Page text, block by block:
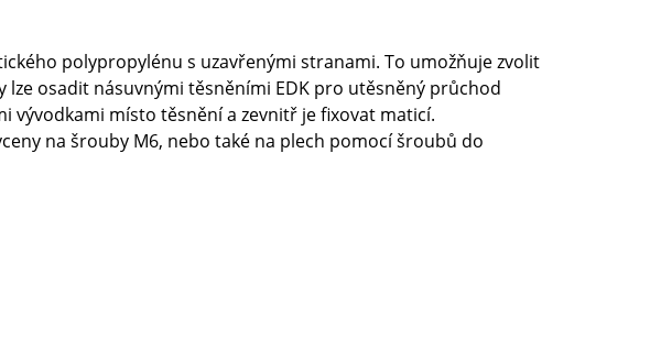
polypropylénu s uzavřenými stranami. To umožňuje zvolit
osadit násuvnými těsněními EDK pro utěsněný průchod
vývodkami místo těsnění a zevnitř je fixovat maticí.
na šrouby M6, nebo také na plech pomocí šroubů do